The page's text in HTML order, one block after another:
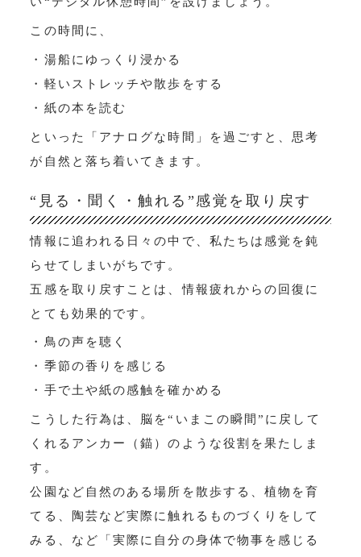
この時間に、
・湯船にゆっくり浸かる
・軽いストレッチや散歩をする
・紙の本を読む
といった「アナログな時間」を過ごすと、思考
が自然と落ち着いてきます。
“見る・聞く・触れる”感覚を取り戻す
情報に追われる日々の中で、私たちは感覚を鈍
らせてしまいがちです。
五感を取り戻すことは、情報疲れからの回復に
とても効果的です。
・鳥の声を聴く
・季節の香りを感じる
・手で土や紙の感触を確かめる
こうした行為は、脳を“いまこの瞬間”に戻して
くれるアンカー（錨）のような役割を果たしま
す。
公園など自然のある場所を散歩する、植物を育
てる、陶芸など実際に触れるものづくりをして
みる、など「実際に自分の身体で物事を感じる